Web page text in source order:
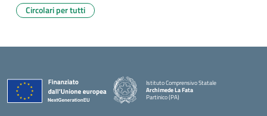
Circolari per tutti
Istituto Comprensivo Statale
Archimede La Fata
Partinico (PA)